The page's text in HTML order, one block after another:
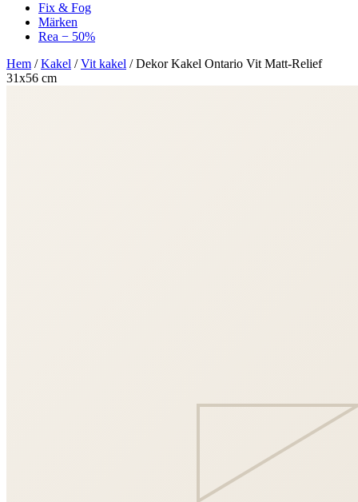
Fix & Fog
Märken
Rea − 50%
Hem /Kakel /Vit kakel /Dekor Kakel Ontario Vit Matt-Relief
31x56 cm